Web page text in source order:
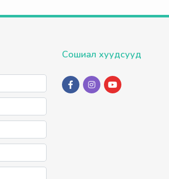
Сошиал хуудсууд